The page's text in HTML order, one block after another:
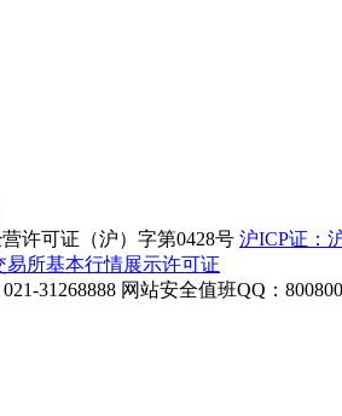
许可证（沪）字第0428号 沪ICP证：
易所基本行情展示许可证
31268888 网站安全值班QQ：